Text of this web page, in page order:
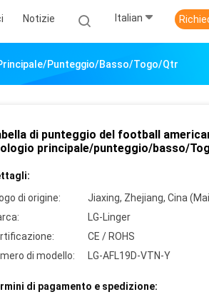
Notizie Italian
punteggio/basso/Togo/Qtr
di punteggio del football
principale/punteggio/basso/
di origine:
Jiaxing, Zhejiang, Cina
LG-Linger
CE / ROHS
di modello:
LG-AFL19D-VTN-Y
di pagamento e spedizione: